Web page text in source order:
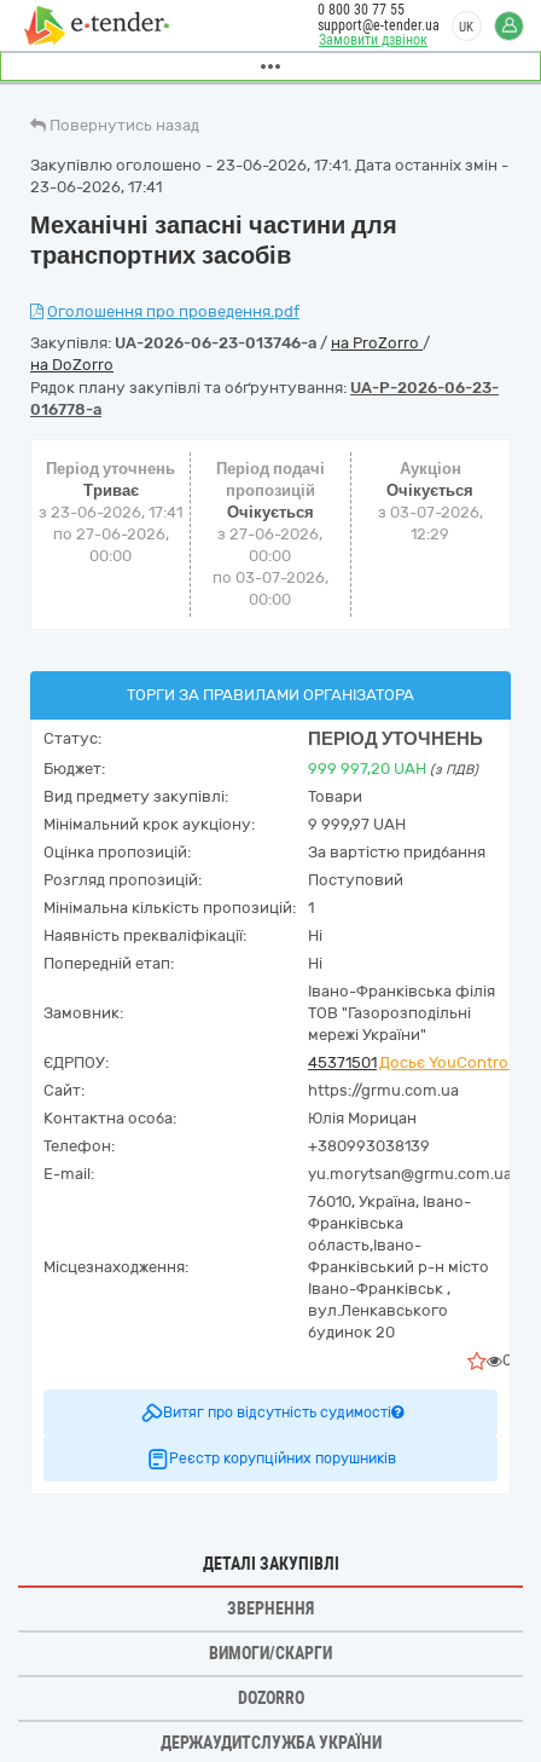
Замовити дзвінок
0 800 30 77 55
support@e-tender.ua
UK
Повернутись назад
Закупівлю оголошено - 23-06-2026, 17:41. Дата останніх змін -
23-06-2026, 17:41
Механічні запасні частини для
транспортних засобів
Оголошення про проведення.pdf
Закупівля: UA-2026-06-23-013746-a / на ProZorro /
на DoZorro
Рядок плану закупівлі та обґрунтування: UA-P-2026-06-23-
016778-a
Період уточнень
Триває
з 23-06-2026, 17:41
по 27-06-2026,
00:00
Період подачі
пропозицій
Очікується
з 27-06-2026,
00:00
по 03-07-2026,
00:00
Аукціон
Очікується
з 03-07-2026,
12:29
ТОРГИ ЗА ПРАВИЛАМИ ОРГАНІЗАТОРА
Статус: ПЕРІОД УТОЧНЕНЬ
Бюджет: 999 997,20 UAH (з ПДВ)
Вид предмету закупівлі:
Товари
Мінімальний крок аукціону:
9 999,97 UAH
Оцінка пропозицій:
За вартістю придбання
Розгляд пропозицій:
Поступовий
Мінімальна кількість пропозицій:
1
Наявність прекваліфікації:
Ні
Попередній етап:
Ні
Замовник:
Івано-Франківська філія
ТОВ "Газорозподільні
мережі України"
ЄДРПОУ:
45371501Досьє YouControl
Сайт:
https://grmu.com.ua
Контактна особа:
Юлія Морицан
Телефон:
+380993038139
E-mail:
yu.morytsan@grmu.com.ua
Місцезнаходження:
76010, Україна, Івано-
Франківська
область,Івано-
Франківський р-н місто
Івано-Франківськ ,
вул.Ленкавського
будинок 20
0
Витяг про відсутність судимості
Реєстр корупційних порушників
ДЕТАЛІ ЗАКУПІВЛІ
ЗВЕРНЕННЯ
ВИМОГИ/СКАРГИ
DOZORRO
ДЕРЖАУДИТСЛУЖБА УКРАЇНИ